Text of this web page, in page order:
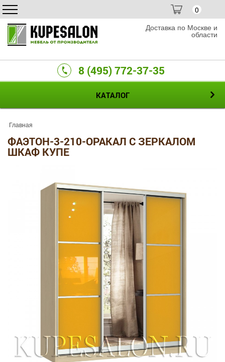
0
Доставка по Москве и
области
8 (495) 772-37-35
КАТАЛОГ
Главная
ФАЭТОН-3-210-ОРАКАЛ С ЗЕРКАЛОМ
ШКАФ КУПЕ